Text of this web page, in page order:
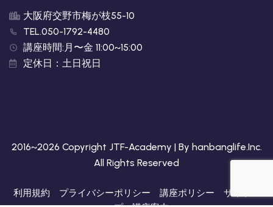
大阪府交野市梅が枝55-10
TEL.050-1792-4480
講座時間:月〜金 11:00~15:00
定休日：土日祝日
2016~2026 Copyright JTF-Academy | By hanbanglife.Inc.
All Rights Reserved
利用規約 プライバシーポリシー 講座ポリシー
サイトア